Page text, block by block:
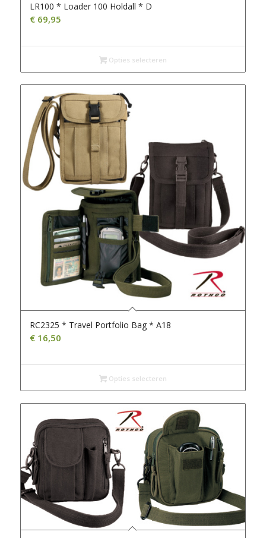
LR100 * Loader 100 Holdall * D
€69,95
Opties selecteren
RC2325 * Travel Portfolio Bag * A18
€16,50
Opties selecteren